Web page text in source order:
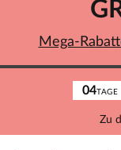
04TAGE
Zu
Mega-